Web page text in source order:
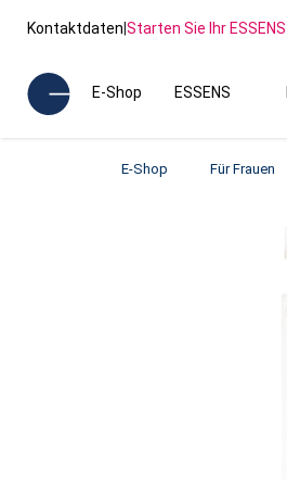
Kontaktdaten|Starten Sie Ihr
E-Shop ESSENS
E-Shop Für Frauen